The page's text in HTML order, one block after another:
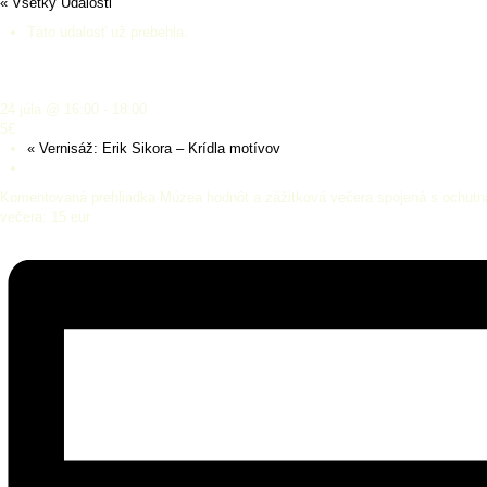
Táto udalosť už prebehla.
24 júla @ 16:00 - 18:00
5€
« Vernisáž: Erik Sikora – Krídla motívov
Komentovaná prehliadka Múzea hodnôt a zážitková večera spojená s
večera: 15 eur